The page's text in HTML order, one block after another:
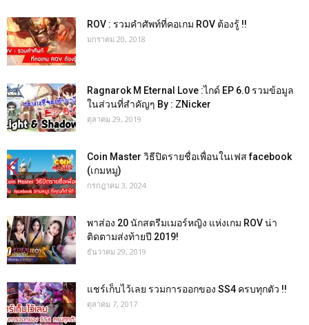
ROV : รวมคำศัพท์ที่คอเกม ROV ต้องรู้ !!
มกราคม 20, 2018
Ragnarok M Eternal Love :ไกด์ EP 6.0 รวมข้อมูล
ในส่วนที่สำคัญๆ By : ZNicker
ตุลาคม 29, 2019
Coin Master วิธีปิดรายชื่อเพื่อนในเฟส facebook
(เกมหมู)
กรกฎาคม 3, 2024
พาส่อง 20 นักสตรีมเมอร์หญิง แห่งเกม ROV น่า
ติดตามส่งท้ายปี 2019!
ธันวาคม 29, 2019
แชร์เก็บไว้เลย รวมการออกของ SS4 ครบทุกตัว !!
ตุลาคม 7, 2017